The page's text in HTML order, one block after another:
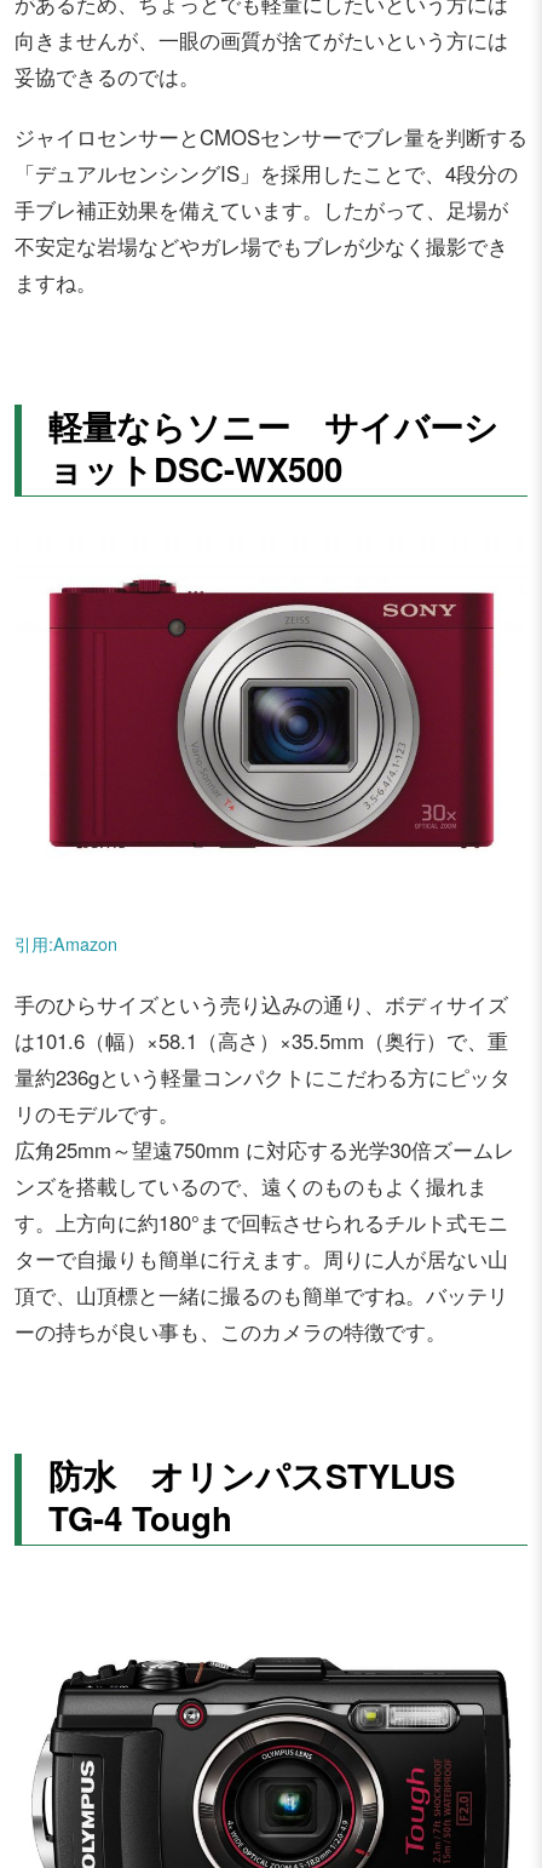
向きませんが、一眼の画質が捨てがたいという方には
妥協できるのでは。
ジャイロセンサーとCMOSセンサーでブレ量を判断する
「デュアルセンシングIS」を採用したことで、4段分の
手ブレ補正効果を備えています。したがって、足場が
不安定な岩場などやガレ場でもブレが少なく撮影でき
ますね。
軽量ならソニー サイバーシ
ョットDSC-WX500
引用:Amazon
手のひらサイズという売り込みの通り、ボディサイズ
は101.6（幅）×58.1（高さ）×35.5mm（奥行）で、重
量約236gという軽量コンパクトにこだわる方にピッタ
リのモデルです。
広角25mm～望遠750mm に対応する光学30倍ズームレ
ンズを搭載しているので、遠くのものもよく撮れま
す。上方向に約180°まで回転させられるチルト式モニ
ターで自撮りも簡単に行えます。周りに人が居ない山
頂で、山頂標と一緒に撮るのも簡単ですね。バッテリ
ーの持ちが良い事も、このカメラの特徴です。
防水 オリンパスSTYLUS
TG-4 Tough